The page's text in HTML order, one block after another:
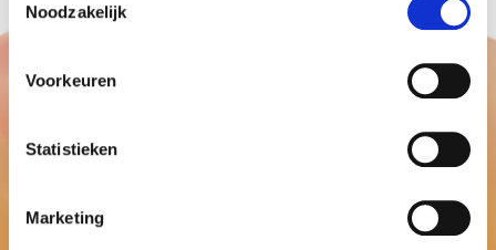
Noodzakelijk
Voorkeuren
Statistieken
Marketing